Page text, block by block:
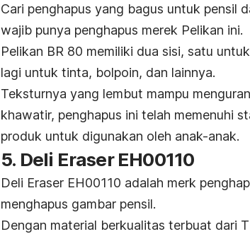
Cari penghapus yang bagus untuk pensil
wajib punya penghapus merek Pelikan ini.
Pelikan BR 80 memiliki dua sisi, satu
lagi untuk tinta, bolpoin, dan lainnya.
Teksturnya yang lembut mampu
khawatir, penghapus ini telah memenuhi
produk untuk digunakan oleh anak-anak.
5. Deli Eraser EH00110
Deli Eraser EH00110 adalah merk
menghapus gambar pensil.
Dengan material berkualitas terbuat dari